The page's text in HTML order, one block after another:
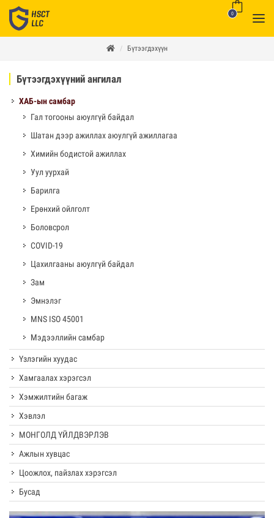
0
Бүтээгдэхүүн
Бүтээгдэхүүний ангилал
ХАБ-ын самбар
Гал тогооны аюулгүй байдал
Шатан дээр ажиллах аюулгүй ажиллагаа
Химийн бодистой ажиллах
Уул уурхай
Барилга
Ерөнхий ойлголт
Боловсрол
COVID-19
Цахилгааны аюулгүй байдал
Зам
Эмнэлэг
MNS ISO 45001
Мэдээллийн самбар
Үзлэгийн хуудас
Хамгаалах хэрэгсэл
Хэмжилтийн багаж
Хэвлэл
МОНГОЛД ҮЙЛДВЭРЛЭВ
Ажлын хувцас
Цоожлох, пайзлах хэрэгсэл
Бусад